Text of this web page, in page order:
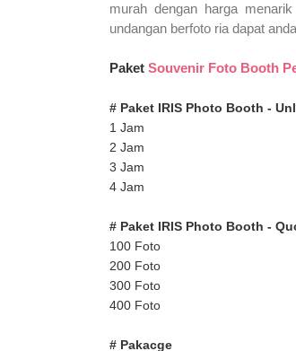
murah dengan harga
undangan berfoto ria dapat
Paket Souvenir Foto Booth
# Paket IRIS Photo Booth -
1 Jam
2 Jam
3 Jam
4 Jam
# Paket IRIS Photo Booth -
100 Foto
200 Foto
300 Foto
400 Foto
# Pakacge